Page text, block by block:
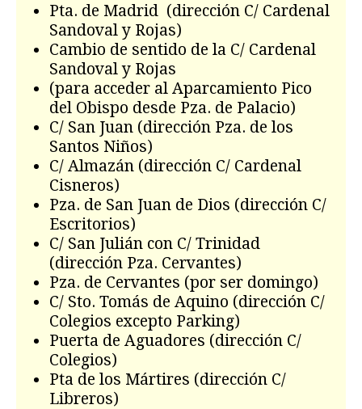
Pta. de Madrid (dirección C/ Cardenal
Sandoval y Rojas)
Cambio de sentido de la C/ Cardenal
Sandoval y Rojas
(para acceder al Aparcamiento Pico
del Obispo desde Pza. de Palacio)
C/ San Juan (dirección Pza. de los
Santos Niños)
C/ Almazán (dirección C/ Cardenal
Cisneros)
Pza. de San Juan de Dios (dirección C/
Escritorios)
C/ San Julián con C/ Trinidad
(dirección Pza. Cervantes)
Pza. de Cervantes (por ser domingo)
C/ Sto. Tomás de Aquino (dirección C/
Colegios excepto Parking)
Puerta de Aguadores (dirección C/
Colegios)
Pta de los Mártires (dirección C/
Libreros)